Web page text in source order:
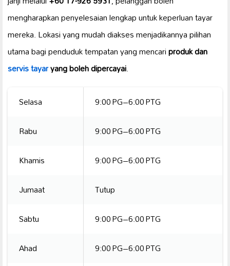
mengharapkan penyelesaian lengkap untuk keperluan tayar
mereka. Lokasi yang mudah diakses menjadikannya pilihan
utama bagi penduduk tempatan yang mencariproduk dan
servis tayaryang boleh dipercayai.
Selasa
9:00 PG–6:00 PTG
Rabu
9:00 PG–6:00 PTG
Khamis
9:00 PG–6:00 PTG
Jumaat
Tutup
Sabtu
9:00 PG–6:00 PTG
Ahad
9:00 PG–6:00 PTG